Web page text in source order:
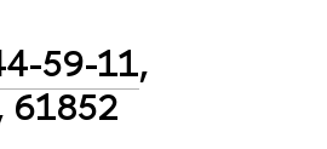
59-11,
61852